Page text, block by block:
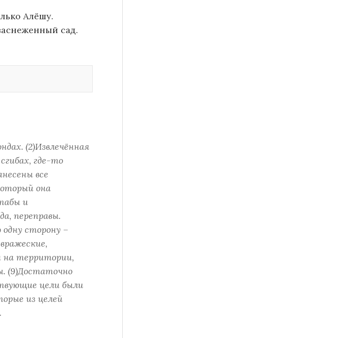
Алёшу.
сад.
(2)Извлечённая
где-то
все
она
и
переправы.
сторону –
на территории,
(9)Достаточно
цели были
из целей